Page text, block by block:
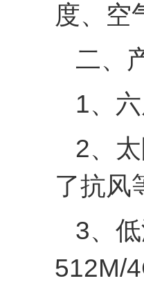
度、空
二、
1、
2、
了抗风
3、
512M/